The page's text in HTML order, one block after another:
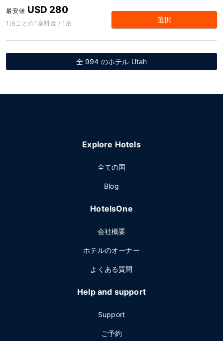
最安値 USD 280
1泊ごとの1室料金 / 1泊 選択
全 994 のホテル Utah
Explore Hotels
全ての国
Blog
HotelsOne
会社概要
ホテルのオーナー
よくある質問
Help and support
Support
ご予約